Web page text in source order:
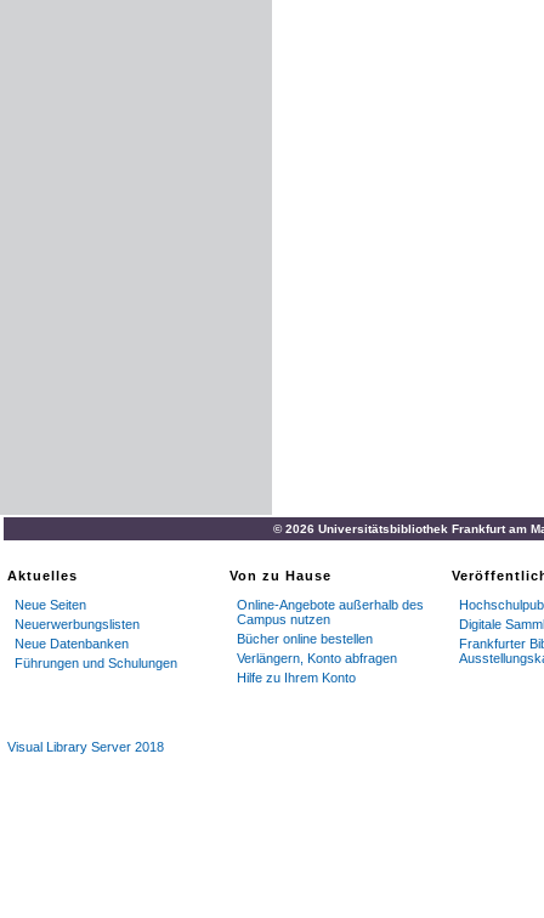
© 2026 Universitätsbibliothek Frankfurt am
Aktuelles
Neue Seiten
Neuerwerbungslisten
Neue Datenbanken
Führungen und Schulungen
Von zu Hause
Online-Angebote außerhalb des
Campus nutzen
Bücher online bestellen
Verlängern, Konto abfragen
Hilfe zu Ihrem Konto
Digitale
Frankfurter
Visual Library Server 2018